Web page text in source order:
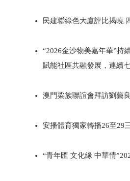
2026
民建聯綠色大廈評比揭曉
2026
“2026金沙物美嘉年華”持
賦能社區共融發展，連續
2026
澳門梁族聯誼會拜訪劉藝
2026
安播體育獨家轉播26至29
2026
“青年匯 文化緣 中華情
2026